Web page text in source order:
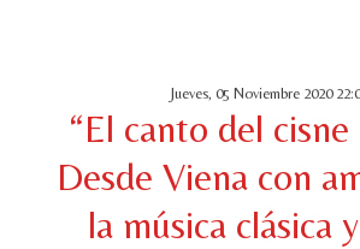
Jueves, 05 Noviembre 2020
“El canto del cisne
Desde Viena con
la música clásica